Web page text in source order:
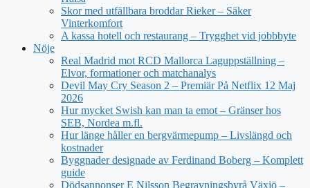
Skor med utfällbara broddar Rieker – Säker
Vinterkomfort
A kassa hotell och restaurang – Trygghet vid jobbbyte
Nöje
Real Madrid mot RCD Mallorca Laguppställning –
Elvor, formationer och matchanalys
Devil May Cry Season 2 – Premiär På Netflix 12 Maj
2026
Hur mycket Swish kan man ta emot – Gränser hos
SEB, Nordea m.fl.
Hur länge håller en bergvärmepump – Livslängd och
kostnader
Byggnader designade av Ferdinand Boberg – Komplett
guide
Dödsannonser E Nilsson Begravningsbyrå Växjö –